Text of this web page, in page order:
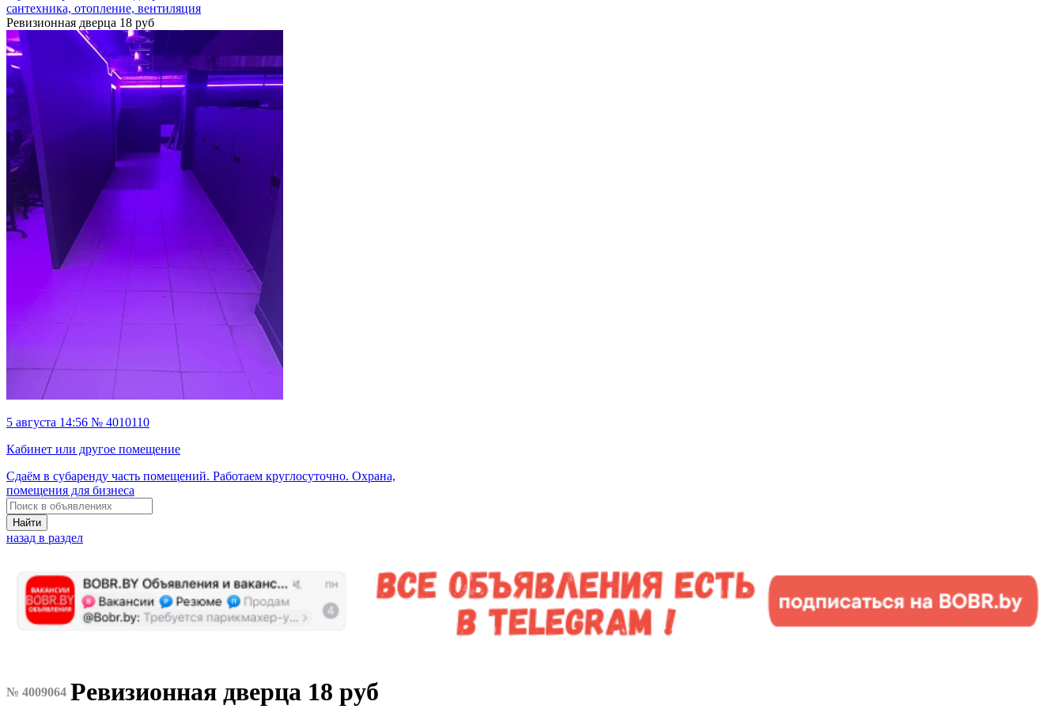
сантехника, отопление, вентиляция
Ревизионная дверца 18 руб
5 августа 14:56 № 4010110
Кабинет или другое помещение
Сдаём в субаренду часть помещений. Работаем круглосуточно. Охрана,
помещения для бизнеса
Найти
назад в раздел
№ 4009064 Ревизионная дверца 18 руб